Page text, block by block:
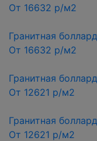
От 16632 р/м2
Гранитная
От 16632 р/м2
Гранитная
От 12621 р/м2
Гранитная
От 12621 р/м2